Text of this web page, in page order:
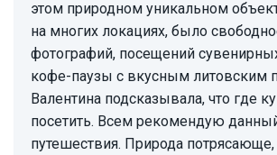
этом природном уникальном
на многих локациях, было
фотографий, посещений
кофе-паузы с вкусным литовским
Валентина подсказывала, что где
посетить. Всем рекомендую
путешествия. Природа потрясающе,